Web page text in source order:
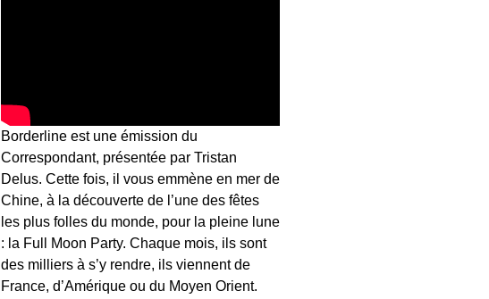
Borderline est une émission du
Correspondant, présentée par Tristan
Delus. Cette fois, il vous emmène en mer de
Chine, à la découverte de l’une des fêtes
les plus folles du monde, pour la pleine lune
: la Full Moon Party. Chaque mois, ils sont
des milliers à s’y rendre, ils viennent de
France, d’Amérique ou du Moyen Orient.